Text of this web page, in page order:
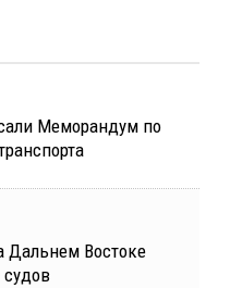
Меморандум по
Дальнем Востоке
судов